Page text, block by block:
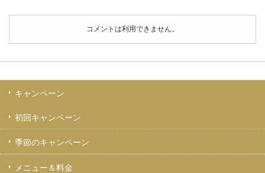
コメントは利用できません。
キャンペーン
初回キャンペーン
季節のキャンペーン
メニュー＆料金